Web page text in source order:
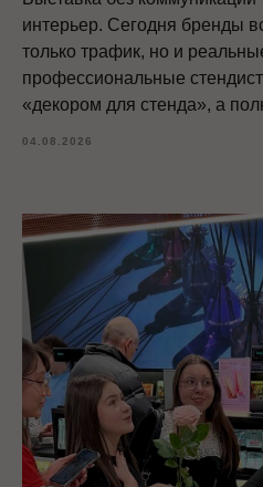
интерьер. Сегодня бренды
только трафик, но и
профессиональные
«декором для стенда», а
04.08.2026